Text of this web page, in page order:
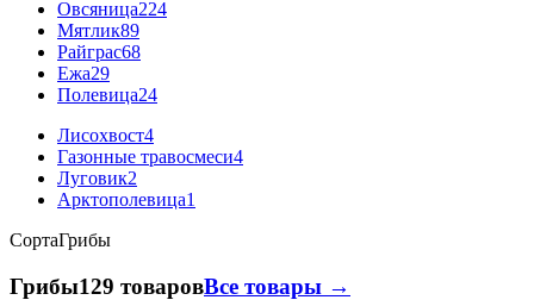
Овсяница224
Мятлик89
Райграс68
Ежа29
Полевица24
Лисохвост4
Газонные травосмеси4
Луговик2
Арктополевица1
СортаГрибы
Грибы129 товаровВсе товары →